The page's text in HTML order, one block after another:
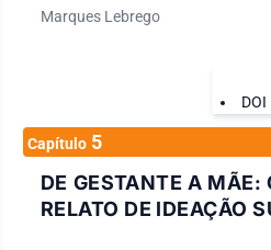
Marques Lebrego
DOI
Capítulo 5
DE GESTANTE A MÃE:
RELATO DE IDEAÇÃO